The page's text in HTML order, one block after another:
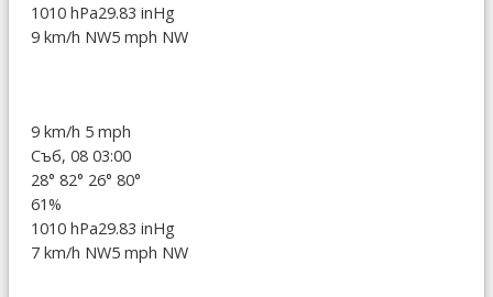
1010 hPa29.83 inHg
9 km/h NW5 mph NW
9 km/h 5 mph
Съб, 08 03:00
28° 82° 26° 80°
61%
1010 hPa29.83 inHg
7 km/h NW5 mph NW